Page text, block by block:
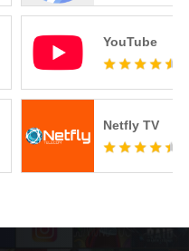
YouTube
Netfly TV